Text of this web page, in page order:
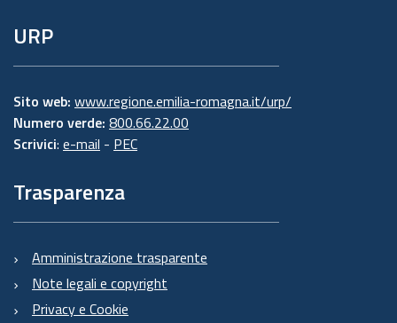
URP
Sito web: www.regione.emilia-romagna.it/urp/
Numero verde: 800.66.22.00
Scrivici: e-mail - PEC
Trasparenza
Amministrazione trasparente
Note legali e copyright
Privacy e Cookie